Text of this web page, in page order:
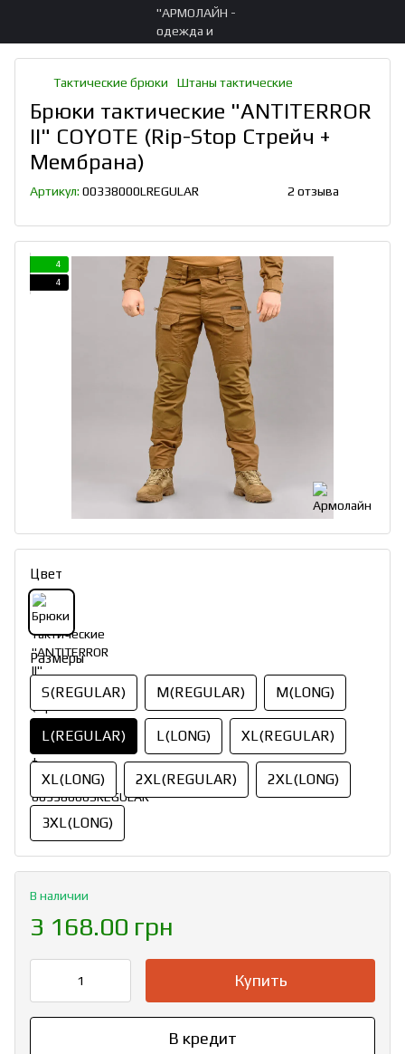
Тактические брюки Штаны тактические
Брюки тактические "ANTITERROR
II" COYOTE (Rip-Stop Стрейч +
Мембрана)
Артикул: 00338000LREGULAR 2 отзыва
4
4
Цвет
Размеры
S(REGULAR) M(REGULAR) M(LONG)
L(REGULAR) L(LONG) XL(REGULAR)
XL(LONG) 2XL(REGULAR) 2XL(LONG)
3XL(LONG)
В наличии
3 168.00 грн
Купить
В кредит